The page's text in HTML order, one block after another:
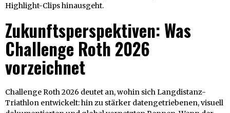
Highlight-Clips hinausgeht.
Zukunftsperspektiven: Was
Challenge Roth 2026
vorzeichnet
Challenge Roth 2026 deutet an, wohin sich Langdistanz-
Triathlon entwickelt: hin zu stärker datengetriebenen, visuell